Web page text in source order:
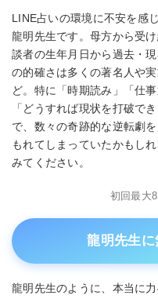
LINE占いの環境に不安を感
龍明先生です。母方から受
談者の生年月日から過去・
の的確さは多くの著名人や
ど。特に「時期読み」「仕
「どうすれば現状を打破で
で、数々の奇跡的な逆転劇
もれてしまっていたかもし
みてください。
龍明先生
龍明先生のように、本当に